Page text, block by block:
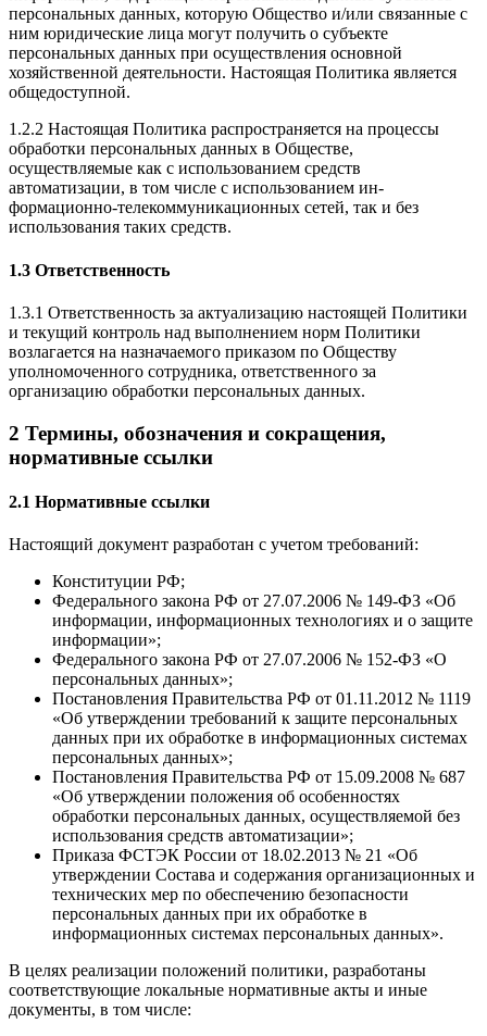
персональных данных, которую Общество и/или связанные с
ним юридические лица могут получить о субъекте
персональных данных при осуществления основной
хозяйственной деятельности. Настоящая Политика является
общедоступной.
1.2.2 Настоящая Политика распространяется на процессы
обработки персональных данных в Обществе,
осуществляемые как с использованием средств
автоматизации, в том числе с использованием ин­
формационно-телекоммуникационных сетей, так и без
использования таких средств.
1.3 Ответственность
1.3.1 Ответственность за актуализацию настоящей Политики
и текущий контроль над выполнением норм Политики
возлагается на назначаемого приказом по Обществу
уполномоченного сотрудника, ответственного за
организацию обработки персональных данных.
2 Термины, обозначения и сокращения,
нормативные ссылки
2.1 Нормативные ссылки
Настоящий документ разработан с учетом требований:
Конституции РФ;
Федерального закона РФ от 27.07.2006 № 149-ФЗ «Об
информации, информационных технологиях и о защите
информации»;
Федерального закона РФ от 27.07.2006 № 152-ФЗ «О
персональных данных»;
Постановления Правительства РФ от 01.11.2012 № 1119
«Об утверждении требований к защите персональных
данных при их обработке в информационных системах
персональных данных»;
Постановления Правительства РФ от 15.09.2008 № 687
«Об утверждении положения об особенностях
обработки персональных данных, осуществляемой без
использования средств автоматизации»;
Приказа ФСТЭК России от 18.02.2013 № 21 «Об
утверждении Состава и содержания организационных и
технических мер по обеспечению безопасности
персональных данных при их обработке в
информационных системах персональных данных».
В целях реализации положений политики, разработаны
соответствующие локальные нормативные акты и иные
документы, в том числе: